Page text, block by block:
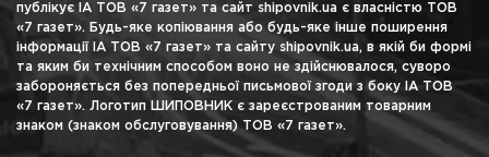
публікує ІА ТОВ «7 газет» та сайт shipovnik.ua є власністю ТОВ
«7 газет». Будь-яке копіювання або будь-яке інше поширення
інформації ІА ТОВ «7 газет» та сайту shipovnik.ua, в якій би формі
та яким би технічним способом воно не здійснювалося, суворо
забороняється без попередньої письмової згоди з боку ІА ТОВ
«7 газет». Логотип ШИПОВНИК є зареєстрованим товарним
знаком (знаком обслуговування) ТОВ «7 газет».